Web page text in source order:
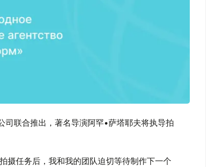
联合推出，著名导演阿罕•萨塔耶夫将执导拍
摄任务后，我和我的团队迫切等待制作下一个